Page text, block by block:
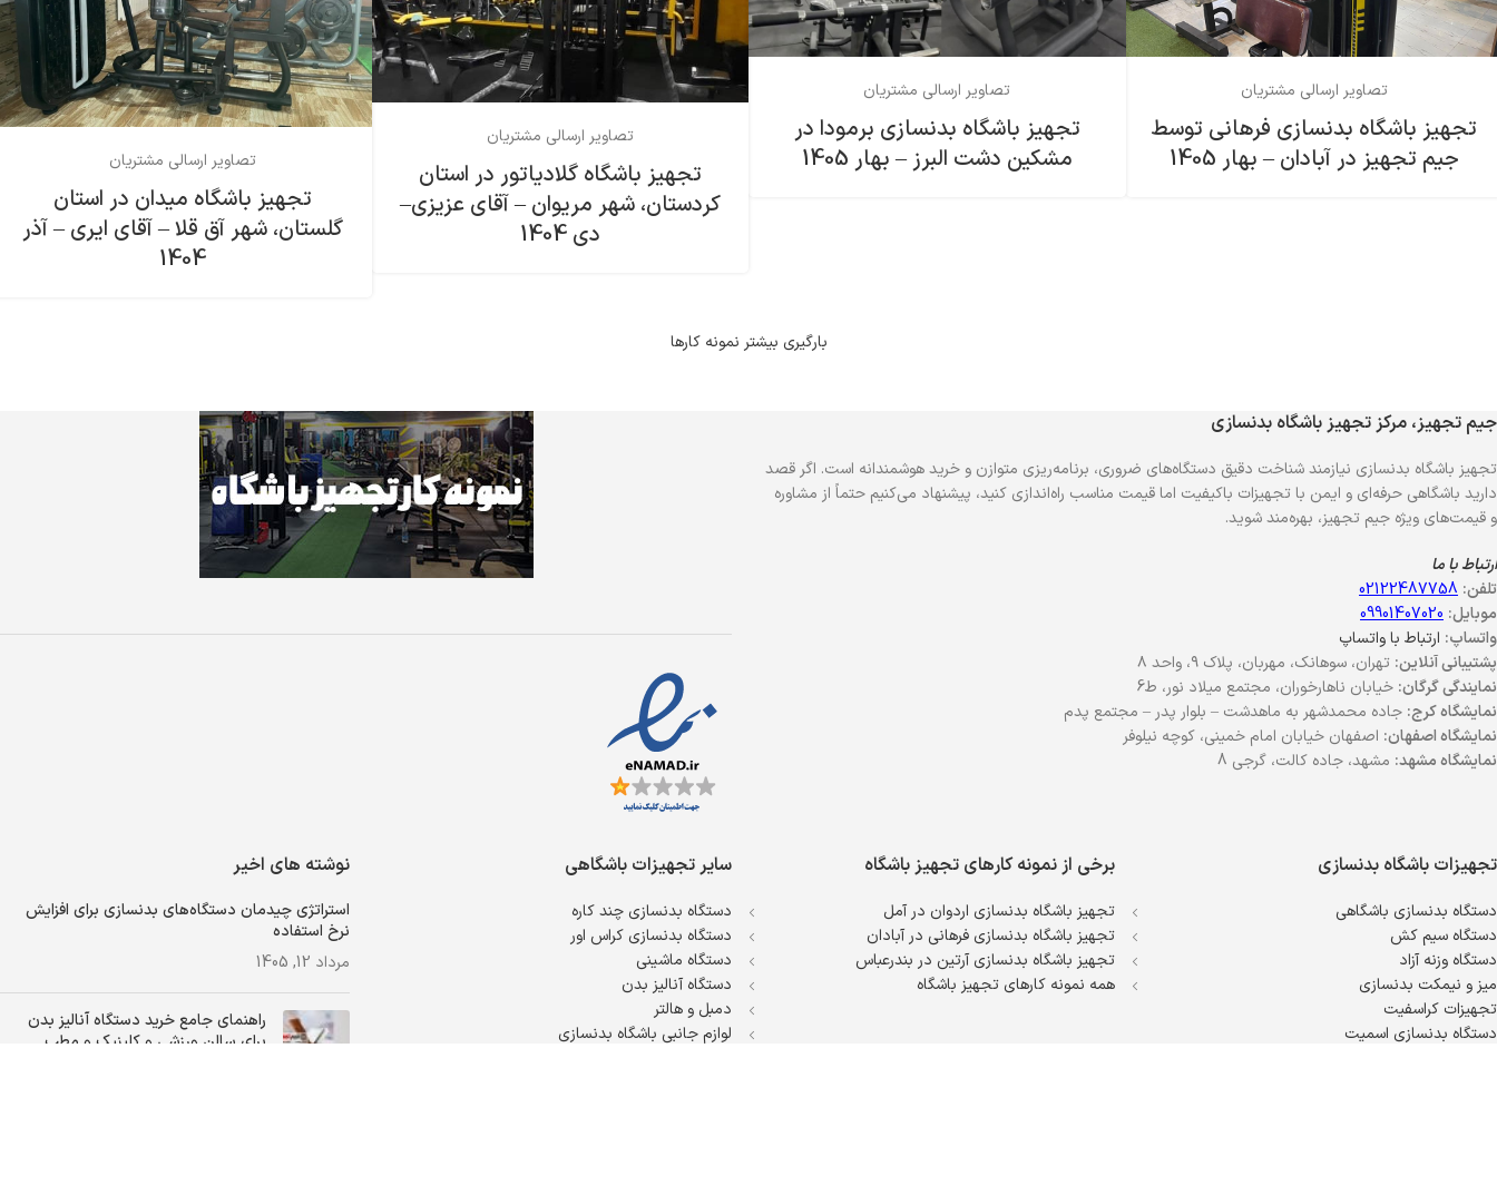
تصاویر ارسالی مشتریان
تجهیز باشگاه بدنسازی فرهاني توسط
جیم تجهیز در آبادان – بهار 1405
تصاویر ارسالی مشتریان
تجهیز باشگاه بدنسازی برمودا در
مشکین دشت البرز – بهار 1405
تصاویر ارسالی مشتریان
تجهیز باشگاه گلادیاتور در استان
کردستان، شهر مریوان – آقای عزیزی–
دی 1404
تصاویر ارسالی مشتریان
تجهیز باشگاه میدان در استان
گلستان، شهر آق قلا – آقای ایری – آذر
1404
بارگیری بیشتر نمونه کارها
جیم تجهیز، مرکز تجهیز باشگاه بدنسازی
تجهیز باشگاه بدنسازی نیازمند شناخت دقیق دستگاه‌های ضروری، برنامه‌ریزی متوازن و خرید هوشمندانه است. اگر قصد
دارید باشگاهی حرفه‌ای و ایمن با تجهیزات باکیفیت اما قیمت مناسب راه‌اندازی کنید، پیشنهاد می‌کنیم حتماً از مشاوره
و قیمت‌های ویژه جیم تجهیز، بهره‌مند شوید.
ارتباط با ما
تلفن: 02122487758
موبایل: 09901407020
واتساپ: ارتباط با واتساپ
پشتیبانی آنلاین: تهران، سوهانک، مهربان، پلاک ۹، واحد ۸
نمایندگی گرگان: خیابان ناهارخوران، مجتمع میلاد نور، ط6
نمایشگاه کرج: جاده محمدشهر به ماهدشت – بلوار پدر – مجتمع پدم
نمایشگاه اصفهان: اصفهان خیابان امام خمینی، کوچه نیلوفر
نمایشگاه مشهد: مشهد، جاده کالت، گرجی 8
تجهیزات باشگاه بدنسازی
دستگاه بدنسازی باشگاهی
دستگاه سیم کش
دستگاه وزنه آزاد
میز و نیمکت بدنسازی
تجهیزات کراسفیت
دستگاه بدنسازی اسمیت
برخی از نمونه کارهای تجهیز باشگاه
تجهیز باشگاه بدنسازی اردوان در آمل
تجهیز باشگاه بدنسازی فرهانی در آبادان
تجهیز باشگاه بدنسازی آرتین در بندرعباس
همه نمونه کارهای تجهیز باشگاه
سایر تجهیزات باشگاهی
دستگاه بدنسازی چند کاره
دستگاه بدنسازی کراس اور
دستگاه ماشینی
دستگاه آنالیز بدن
دمبل و هالتر
لوازم جانبی باشگاه بدنسازی
نوشته های اخیر
استراتژی چیدمان دستگاه‌های بدنسازی برای افزایش
نرخ استفاده
مرداد 12, 1405
راهنمای جامع خرید دستگاه‌ آنالیز بدن
برای سالن ورزشی و کلینیک و مطب